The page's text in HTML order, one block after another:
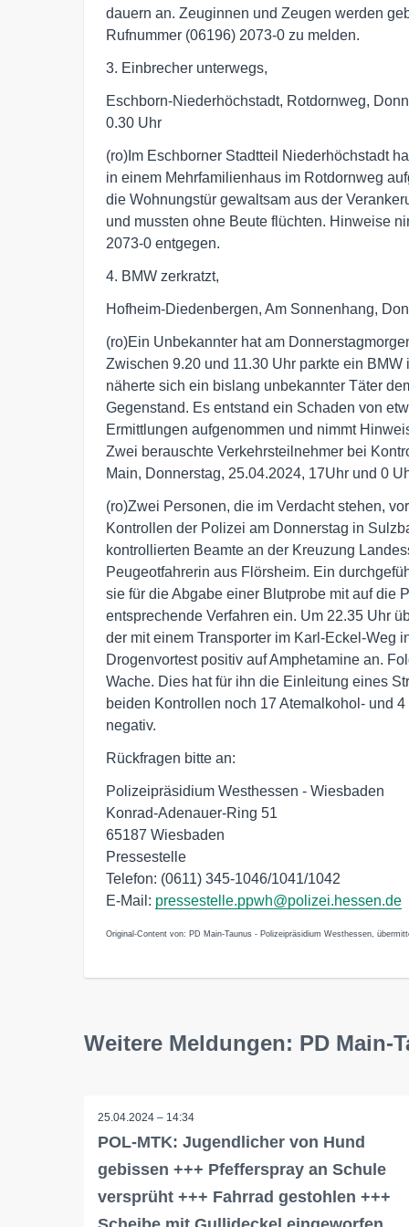
dauern an. Zeuginnen und Zeugen werden
Rufnummer (06196) 2073-0 zu melden.
3. Einbrecher unterwegs,
Eschborn-Niederhöchstadt, Rotdornweg,
0.30 Uhr
(ro)Im Eschborner Stadtteil Niederhöchstadt
in einem Mehrfamilienhaus im Rotdornweg
die Wohnungstür gewaltsam aus der
und mussten ohne Beute flüchten. Hinweise
2073-0 entgegen.
4. BMW zerkratzt,
Hofheim-Diedenbergen, Am Sonnenhang,
(ro)Ein Unbekannter hat am
Zwischen 9.20 und 11.30 Uhr parkte ein
näherte sich ein bislang unbekannter Täter
Gegenstand. Es entstand ein Schaden von
Ermittlungen aufgenommen und nimmt
Zwei berauschte Verkehrsteilnehmer bei
Main, Donnerstag, 25.04.2024, 17Uhr und 0
(ro)Zwei Personen, die im Verdacht stehen,
Kontrollen der Polizei am Donnerstag in
kontrollierten Beamte an der Kreuzung
Peugeotfahrerin aus Flörsheim. Ein
sie für die Abgabe einer Blutprobe mit auf die
entsprechende Verfahren ein. Um 22.35 Uhr
der mit einem Transporter im Karl-Eckel-Weg
Drogenvortest positiv auf Amphetamine an.
Wache. Dies hat für ihn die Einleitung eines
beiden Kontrollen noch 17 Atemalkohol- und
negativ.
Rückfragen bitte an:
Polizeipräsidium Westhessen - Wiesbaden
Konrad-Adenauer-Ring 51
65187 Wiesbaden
Pressestelle
Telefon: (0611) 345-1046/1041/1042
E-Mail: pressestelle.ppwh@polizei.hessen.de
Original-Content von: PD Main-Taunus - Polizeipräsidium Westhessen,
Weitere Meldungen: PD Main-
25.04.2024 – 14:34
POL-MTK: Jugendlicher von Hund
gebissen +++ Pfefferspray an Schule
versprüht +++ Fahrrad gestohlen +++